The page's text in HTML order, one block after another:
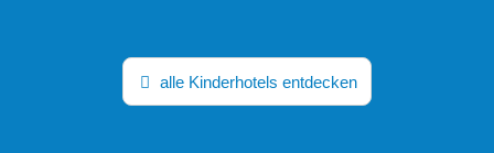
alle Kinderhotels entdecken